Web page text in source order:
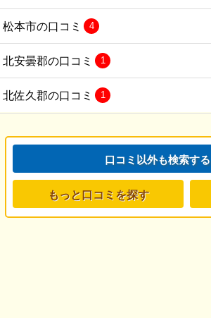
松本市の口コミ 4
北安曇郡の口コミ 1
北佐久郡の口コミ 1
口コミ以外も検索する
もっと口コミを探す